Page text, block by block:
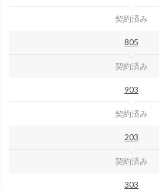
契約済み
805
契約済み
903
契約済み
203
契約済み
303